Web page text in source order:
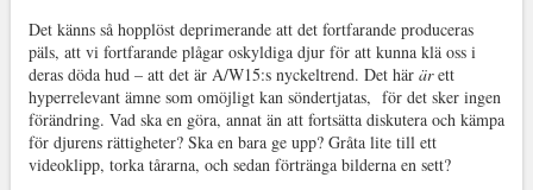
Det känns så hopplöst deprimerande att det fortfarande produceras
päls, att vi fortfarande plågar oskyldiga djur för att kunna klä oss i
deras döda hud – att det är A/W15:s nyckeltrend. Det här ärett
hyperrelevant ämne som omöjligt kan söndertjatas, för det sker ingen
förändring. Vad ska en göra, annat än att fortsätta diskutera och kämpa
för djurens rättigheter? Ska en bara ge upp? Gråta lite till ett
videoklipp, torka tårarna, och sedan förtränga bilderna en sett?